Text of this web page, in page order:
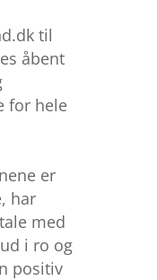
til
åbent
for hele
er
har
med
i ro og
positiv